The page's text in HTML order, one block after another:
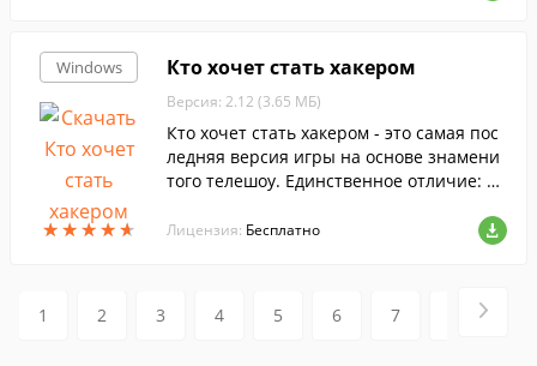
Windows
★★★★★
★★★★★
Кто хочет стать хакером
Версия: 2.12 (3.65 МБ)
Кто хочет стать хакером - это самая пос
ледняя версия игры на основе знамени
того телешоу. Единственное отличие: вс
ограммирование, железо, операционны
Лицензия: Бесплатно
1 2 3 4 5 6 7